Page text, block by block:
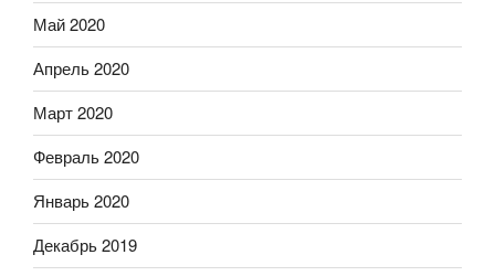
Май 2020
Апрель 2020
Март 2020
Февраль 2020
Январь 2020
Декабрь 2019